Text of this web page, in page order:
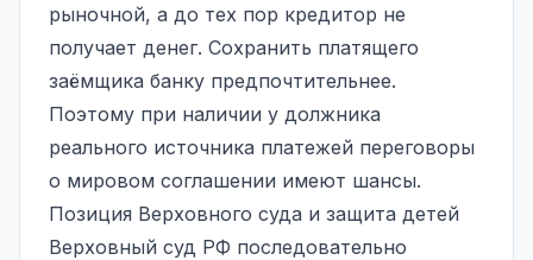
рыночной, а до тех пор кредитор не
получает денег. Сохранить платящего
заёмщика банку предпочтительнее.
Поэтому при наличии у должника
реального источника платежей переговоры
о мировом соглашении имеют шансы.
Позиция Верховного суда и защита детей
Верховный суд РФ последовательно